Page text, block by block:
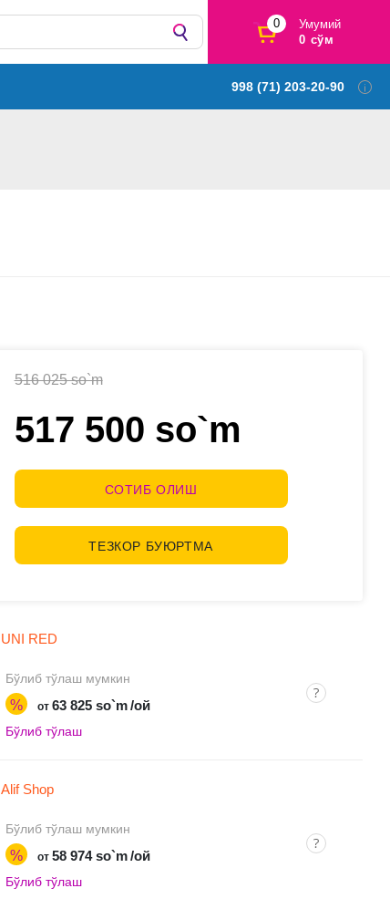
0
Умумий
0 сўм
998 (71) 203-20-90
516 025 so`m
517 500 so`m
СОТИБ ОЛИШ
ТЕЗКОР БУЮРТМА
UNI RED
Бўлиб тўлаш мумкин
% от 63 825 so`m /ой
Бўлиб тўлаш
Alif Shop
Бўлиб тўлаш мумкин
% от 58 974 so`m /ой
Бўлиб тўлаш